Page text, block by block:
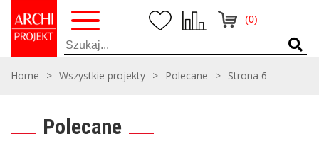
(0)
Home > Wszystkie projekty > Polecane > Strona 6
Polecane